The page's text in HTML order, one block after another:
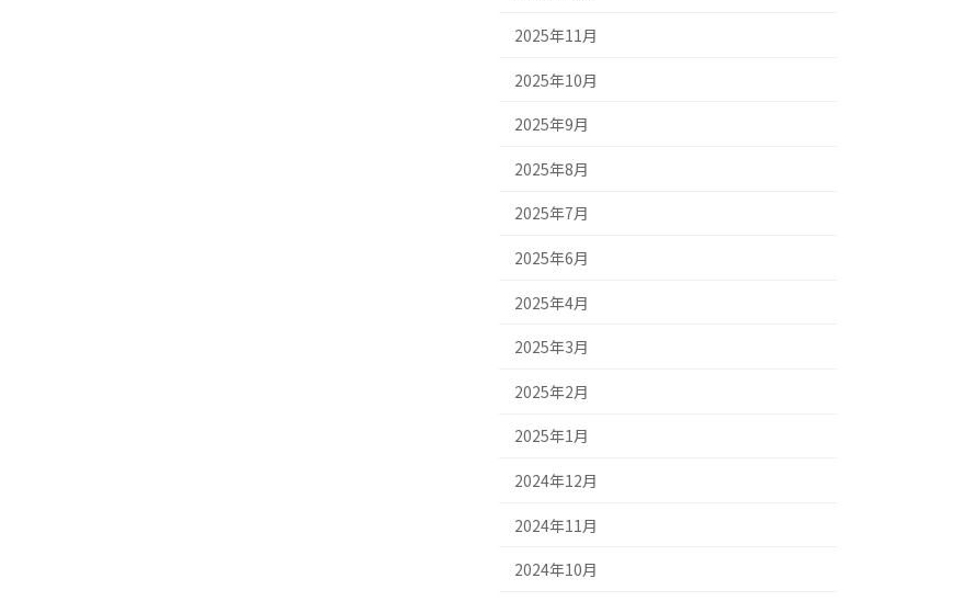
2025年11月
2025年10月
2025年9月
2025年8月
2025年7月
2025年6月
2025年4月
2025年3月
2025年2月
2025年1月
2024年12月
2024年11月
2024年10月